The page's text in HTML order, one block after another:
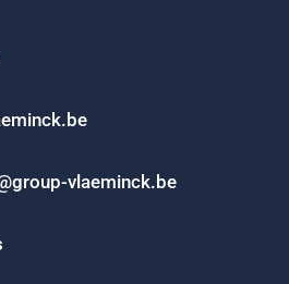
vlaeminck.be